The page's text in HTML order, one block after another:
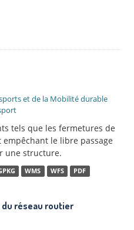
et de la Mobilité durable
tels que les fermetures de
le libre passage
une structure.
WMS WFS PDF
réseau routier